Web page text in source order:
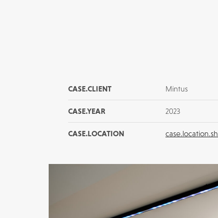
CASE.CLIENT Mintus
CASE.YEAR 2023
CASE.LOCATION